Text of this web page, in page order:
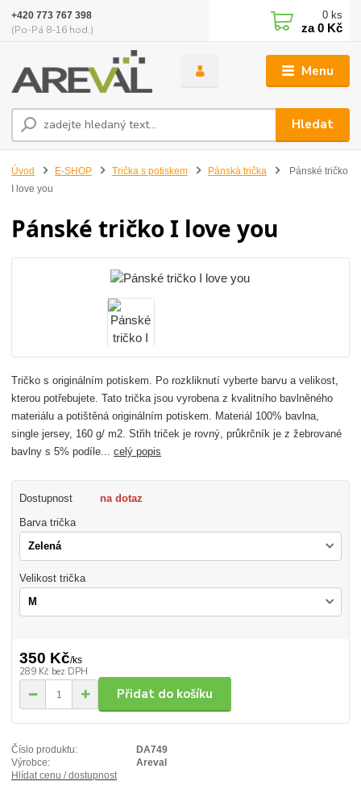
Menu
Hledat
+420 773 767 398
(Po-Pá 8-16 hod.)
0 ks
za0 Kč
Úvod E-SHOP Trička s potiskem Pánská trička
Pánské tričko
I love you
Pánské tričko I love you
Tričko s originálním potiskem. Po rozkliknutí vyberte barvu a velikost,
kterou potřebujete. Tato trička jsou vyrobena z kvalitního bavlněného
materiálu a potištěná originálním potiskem. Materiál 100% bavlna,
single jersey, 160 g/ m2. Střih triček je rovný, průkrčník je z žebrované
bavlny s 5% podíle...celý popis
Dostupnost na dotaz
Barva trička
Velikost trička
350 Kč/ks
289 Kč bez DPH
Přidat do košíku
Číslo produktu:
DA749
Výrobce:
Areval
Hlídat cenu / dostupnost